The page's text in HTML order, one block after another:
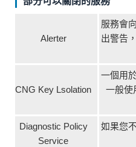
Alerter
服務會
出警告
CNG Key Lsolation
一個用
一般使
Diagnostic Policy
Service
如果您